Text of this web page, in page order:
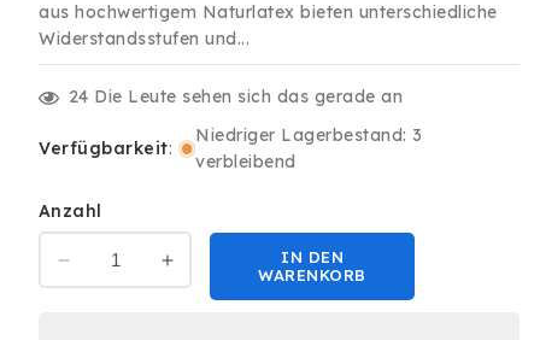
aus hochwertigem Naturlatex bieten unterschiedliche
Widerstandsstufen und...
24 Die Leute sehen sich das gerade an
Verfügbarkeit:
Niedriger Lagerbestand: 3
verbleibend
Anzahl
Verringere
die
Erhöhe
die
IN DEN
WARENKORB